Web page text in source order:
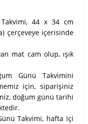
44 x 34 cm
çerçeveye içerisinde
mat cam olup, ışık
Günü Takvimini
için, siparişiniz
doğum günü tarihi
Takvimi, hafta içi